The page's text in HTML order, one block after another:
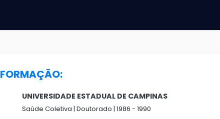
FORMAÇÃO:
UNIVERSIDADE ESTADUAL DE CAMPINAS
Saúde Coletiva | Doutorado | 1986 - 1990